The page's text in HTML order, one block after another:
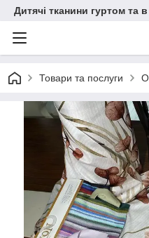
Дитячі тканини гуртом та
Товари та послуги